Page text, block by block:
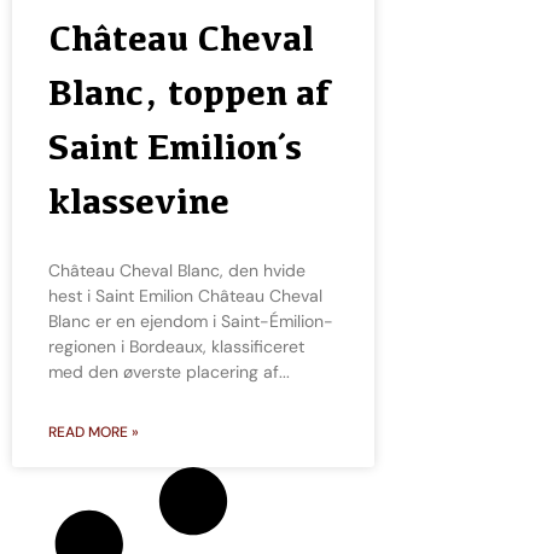
Château Cheval
Blanc, toppen af
Saint Emilion´s
klassevine
Château Cheval Blanc, den hvide
hest i Saint Emilion Château Cheval
Blanc er en ejendom i Saint-Émilion-
regionen i Bordeaux, klassificeret
med den øverste placering af
READ MORE »